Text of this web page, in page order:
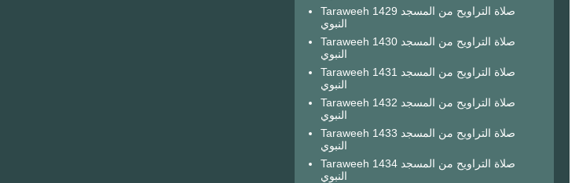
Taraweeh 1429 صلاة التراويح من المسجد
النبوي
Taraweeh 1430 صلاة التراويح من المسجد
النبوي
Taraweeh 1431 صلاة التراويح من المسجد
النبوي
Taraweeh 1432 صلاة التراويح من المسجد
النبوي
Taraweeh 1433 صلاة التراويح من المسجد
النبوي
Taraweeh 1434 صلاة التراويح من المسجد
النبوي